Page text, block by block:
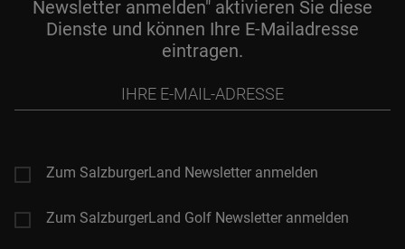
Newsletter anmelden" aktivieren Sie diese
Dienste und können Ihre E-Mailadresse
eintragen.
Mail-
Zum SalzburgerLand Newsletter anmelden
Zum SalzburgerLand Golf Newsletter anmelden